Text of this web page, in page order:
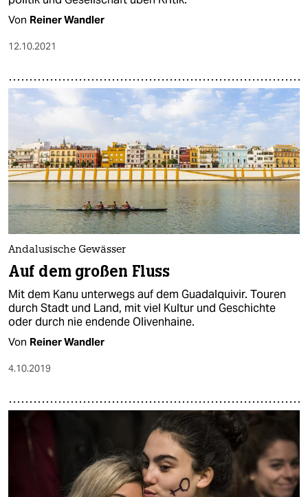
Von Reiner Wandler
12.10.2021
Andalusische Gewässer
Auf dem großen Fluss
Mit dem Kanu unterwegs auf dem Guadalquivir. Touren
durch Stadt und Land, mit viel Kultur und Geschichte
oder durch nie endende Olivenhaine.
Von Reiner Wandler
4.10.2019